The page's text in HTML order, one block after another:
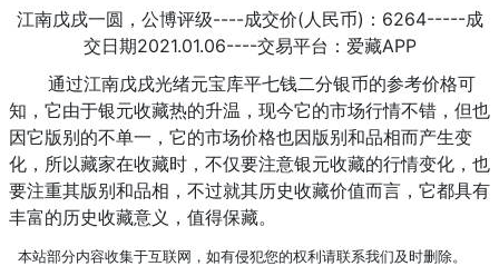
江南戊戌一圆，公博评级----成交价(人民币)：6264-----成
交日期2021.01.06----交易平台：爱藏APP
通过江南戊戌光绪元宝库平七钱二分银币的参考价格可
知，它由于银元收藏热的升温，现今它的市场行情不错，但也
因它版别的不单一，它的市场价格也因版别和品相而产生变
化，所以藏家在收藏时，不仅要注意银元收藏的行情变化，也
要注重其版别和品相，不过就其历史收藏价值而言，它都具有
丰富的历史收藏意义，值得保藏。
本站部分内容收集于互联网，如有侵犯您的权利请联系我们及时删除。